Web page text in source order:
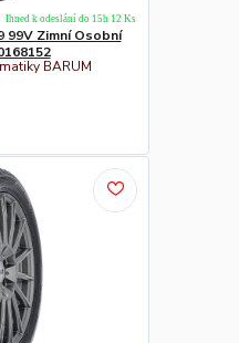
99V Zimní Osobní
BARUM
Ihned k odeslání do 15h 12 Ks